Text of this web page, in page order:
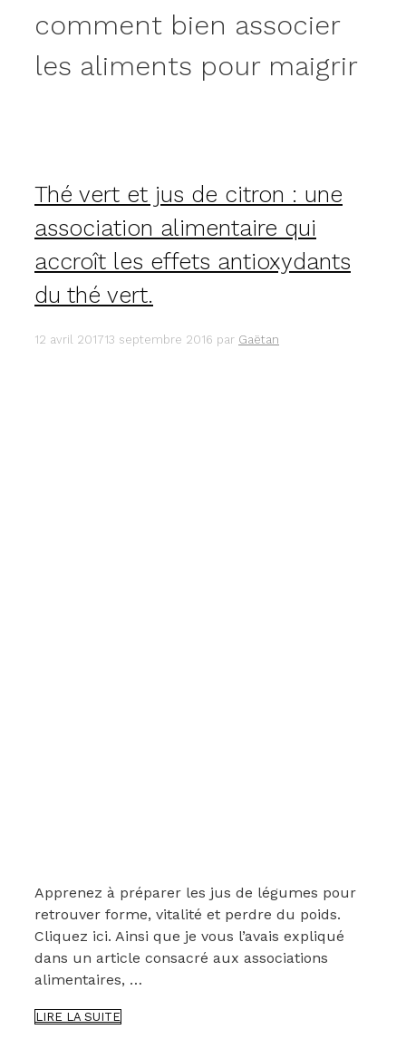
comment bien associer
les aliments pour maigrir
Thé vert et jus de citron : une
association alimentaire qui
accroît les effets antioxydants
du thé vert.
12 avril 201713 septembre 2016 par Gaëtan
Apprenez à préparer les jus de légumes pour
retrouver forme, vitalité et perdre du poids.
Cliquez ici. Ainsi que je vous l’avais expliqué
dans un article consacré aux associations
alimentaires, …
LIRE LA SUITETHÉ